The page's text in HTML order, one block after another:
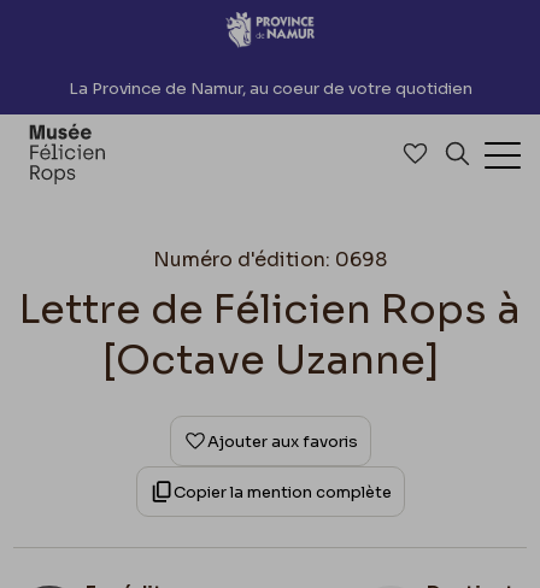
Accèder directement au contenu
La Province de Namur, au coeur de votre quotidien
Accéder à
Numéro d'édition: 0698
Lettre de Félicien Rops à
[Octave Uzanne]
Ajouter aux favoris
Copier la mention complète